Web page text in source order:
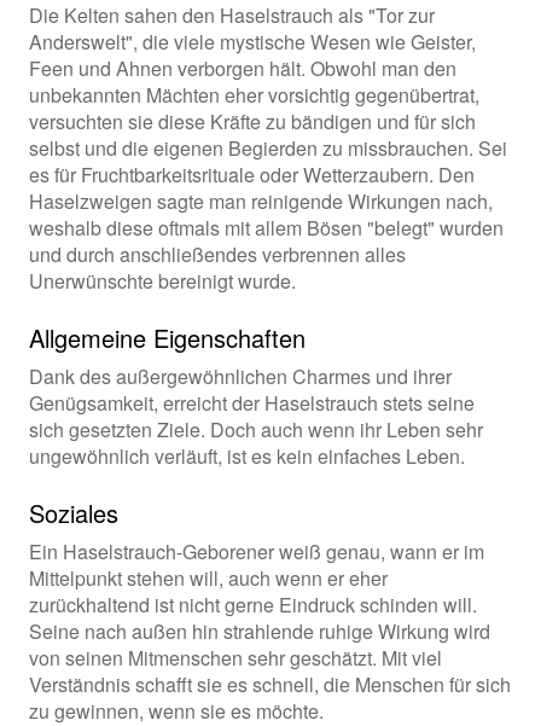
Die Kelten sahen den Haselstrauch als "Tor zur
Anderswelt", die viele mystische Wesen wie Geister,
Feen und Ahnen verborgen hält. Obwohl man den
unbekannten Mächten eher vorsichtig gegenübertrat,
versuchten sie diese Kräfte zu bändigen und für sich
selbst und die eigenen Begierden zu missbrauchen. Sei
es für Fruchtbarkeitsrituale oder Wetterzaubern. Den
Haselzweigen sagte man reinigende Wirkungen nach,
weshalb diese oftmals mit allem Bösen "belegt" wurden
und durch anschließendes verbrennen alles
Unerwünschte bereinigt wurde.
Allgemeine Eigenschaften
Dank des außergewöhnlichen Charmes und ihrer
Genügsamkeit, erreicht der Haselstrauch stets seine
sich gesetzten Ziele. Doch auch wenn ihr Leben sehr
ungewöhnlich verläuft, ist es kein einfaches Leben.
Soziales
Ein Haselstrauch-Geborener weiß genau, wann er im
Mittelpunkt stehen will, auch wenn er eher
zurückhaltend ist nicht gerne Eindruck schinden will.
Seine nach außen hin strahlende ruhige Wirkung wird
von seinen Mitmenschen sehr geschätzt. Mit viel
Verständnis schafft sie es schnell, die Menschen für sich
zu gewinnen, wenn sie es möchte.